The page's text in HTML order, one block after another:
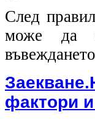
След
може да
фактори